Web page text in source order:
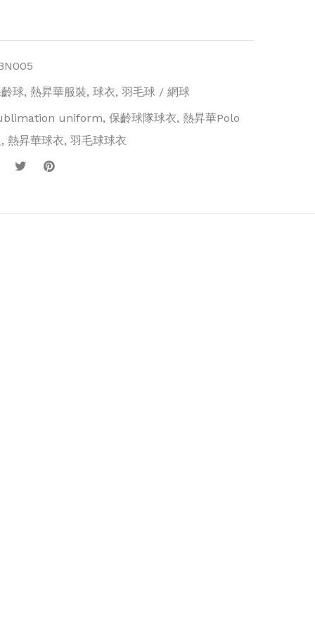
球, 熱昇華服裝, 球衣, 羽毛球 / 網球
uniform, 保齡球隊球衣, 熱昇華Polo
, 熱昇華球衣, 羽毛球球衣